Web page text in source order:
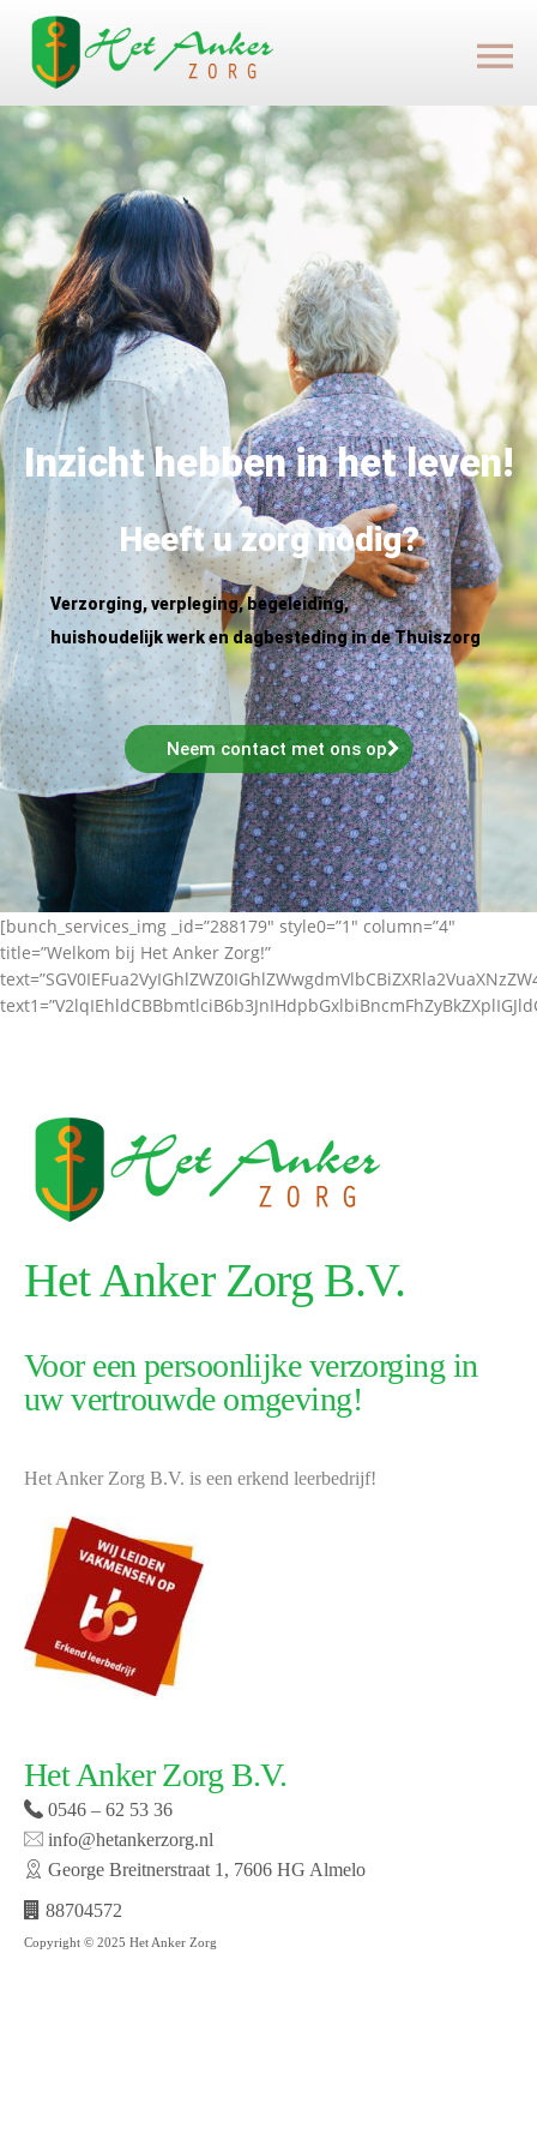
Inzicht hebben in het leven!
Heeft u zorg nodig?
Verzorging, verpleging, begeleiding,
huishoudelijk werk en dagbesteding in de Thuiszorg
Neem contact met ons op
[bunch_services_img _id=”288179″ style0=”1″ column=”4″
title=”Welkom bij Het Anker Zorg!”
Het Anker Zorg B.V.
Voor een persoonlijke verzorging in
uw vertrouwde omgeving!
Het Anker Zorg B.V. is een erkend leerbedrijf!
Het Anker Zorg B.V.
0546 – 62 53 36
info@hetankerzorg.nl
George Breitnerstraat 1, 7606 HG Almelo
88704572
Copyright © 2025 Het Anker Zorg